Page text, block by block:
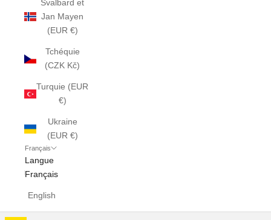
Svalbard et
Jan Mayen
(EUR €)
Tchéquie
(CZK Kč)
Turquie (EUR
€)
Ukraine
(EUR €)
Français
Langue
Français
English